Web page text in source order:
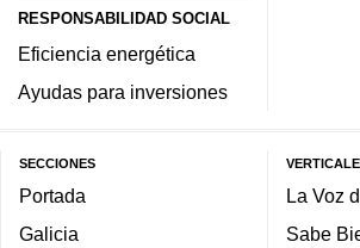
RESPONSABILIDAD SOCIAL
Eficiencia energética
Ayudas para inversiones
SECCIONES
Portada
Galicia
La Voz
Sabe